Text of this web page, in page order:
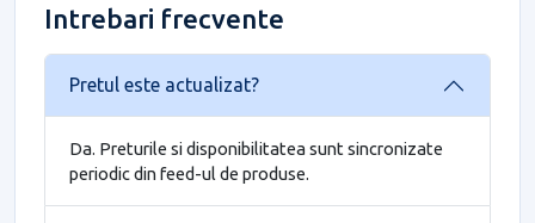
Intrebari frecvente
Pretul este actualizat?
Da. Preturile si disponibilitatea sunt sincronizate
periodic din feed-ul de produse.